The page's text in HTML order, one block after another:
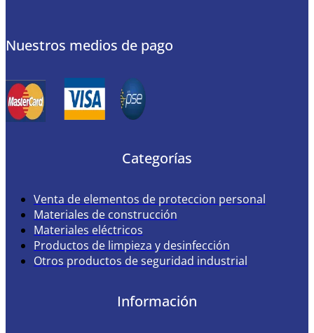
Nuestros medios de pago
Categorías
Venta de elementos de proteccion personal
Materiales de construcción
Materiales eléctricos
Productos de limpieza y desinfección
Otros productos de seguridad industrial
Información